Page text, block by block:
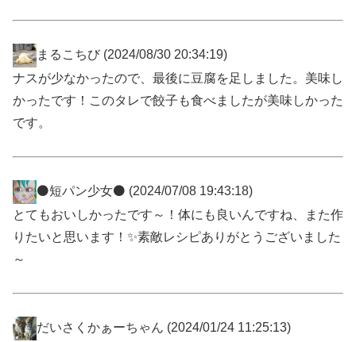
まるこちび (2024/08/30 20:34:19)
ナスが少なかったので、最後に豆腐を足しました。美味し
かったです！このタレで餃子も食べましたが美味しかった
です。
⚫短パン少女⚫ (2024/07/08 19:43:18)
とてもおいしかったです～！体にも良いんですね、また作
りたいと思います！✨素敵レシピありがとうございました
～
だいさくかぁーちゃん (2024/01/24 11:25:13)